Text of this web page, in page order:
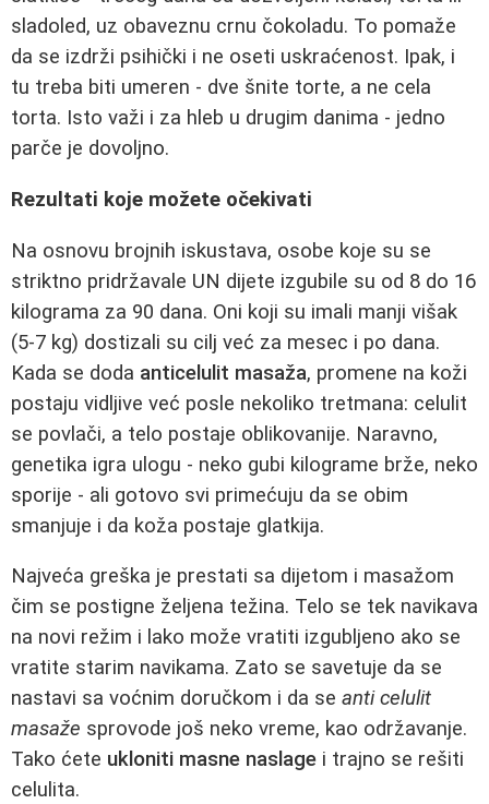
sladoled, uz obaveznu crnu čokoladu. To pomaže
da se izdrži psihički i ne oseti uskraćenost. Ipak, i
tu treba biti umeren - dve šnite torte, a ne cela
torta. Isto važi i za hleb u drugim danima - jedno
parče je dovoljno.
Rezultati koje možete očekivati
Na osnovu brojnih iskustava, osobe koje su se
striktno pridržavale UN dijete izgubile su od 8 do 16
kilograma za 90 dana. Oni koji su imali manji višak
(5-7 kg) dostizali su cilj već za mesec i po dana.
Kada se doda anticelulit masaža, promene na koži
postaju vidljive već posle nekoliko tretmana: celulit
se povlači, a telo postaje oblikovanije. Naravno,
genetika igra ulogu - neko gubi kilograme brže, neko
sporije - ali gotovo svi primećuju da se obim
smanjuje i da koža postaje glatkija.
Najveća greška je prestati sa dijetom i masažom
čim se postigne željena težina. Telo se tek navikava
na novi režim i lako može vratiti izgubljeno ako se
vratite starim navikama. Zato se savetuje da se
nastavi sa voćnim doručkom i da se anti celulit
masaže sprovode još neko vreme, kao održavanje.
Tako ćete ukloniti masne naslage i trajno se rešiti
celulita.